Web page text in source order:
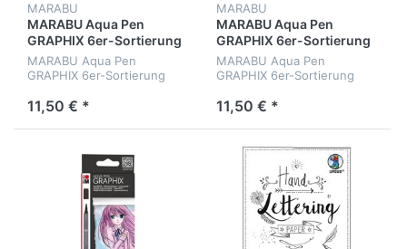
MARABU
MARABU Aqua Pen
GRAPHIX 6er-Sortierung
„Metropolitan“
MARABU Aqua Pen
GRAPHIX 6er-Sortierung
11,50 € *
MARABU
MARABU Aqua Pen
GRAPHIX 6er-Sortierung
„King of Bubblegum“
MARABU Aqua Pen
GRAPHIX 6er-Sortierung
11,50 € *